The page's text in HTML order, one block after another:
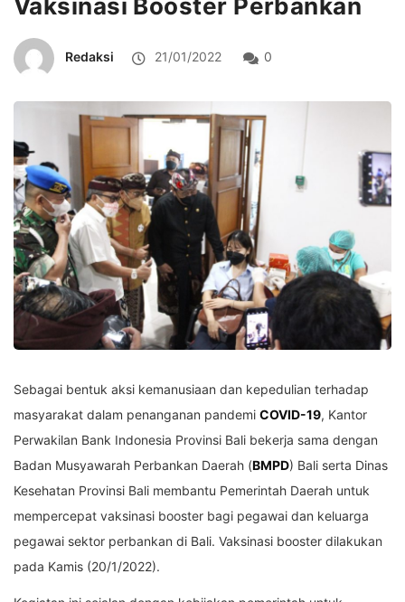
Redaksi 21/01/2022 0
Sebagai bentuk aksi kemanusiaan dan kepedulian terhadap
masyarakat dalam penanganan pandemi COVID-19, Kantor
Perwakilan Bank Indonesia Provinsi Bali bekerja sama dengan
Badan Musyawarah Perbankan Daerah (BMPD) Bali serta Dinas
Kesehatan Provinsi Bali membantu Pemerintah Daerah untuk
mempercepat vaksinasi booster bagi pegawai dan keluarga
pegawai sektor perbankan di Bali. Vaksinasi booster dilakukan
pada Kamis (20/1/2022).